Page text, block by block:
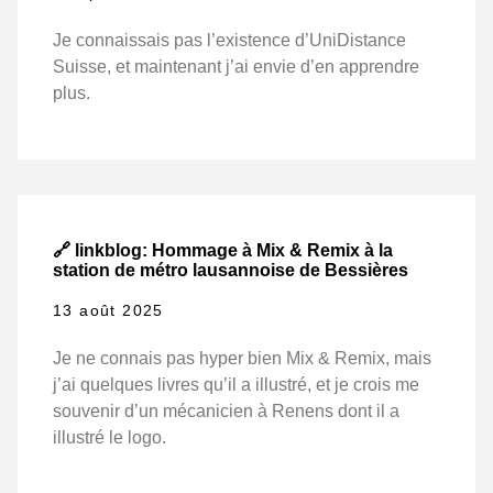
Je connaissais pas l’existence d’UniDistance
Suisse, et maintenant j’ai envie d’en apprendre
plus.
🔗 linkblog: Hommage à Mix & Remix à la
station de métro lausannoise de Bessières
13 août 2025
Je ne connais pas hyper bien Mix & Remix, mais
j’ai quelques livres qu’il a illustré, et je crois me
souvenir d’un mécanicien à Renens dont il a
illustré le logo.